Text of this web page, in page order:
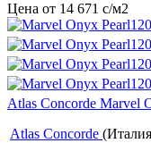
Цена от 14 671 c/м2
Atlas Concorde Marvel
Atlas Concorde